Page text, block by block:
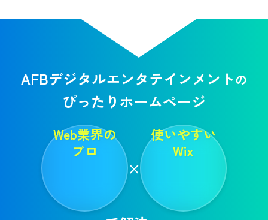
AFBデジタルエンタテインメントの
ぴったりホームページ
Web業界の
プロ
×
使いやすい
Wix